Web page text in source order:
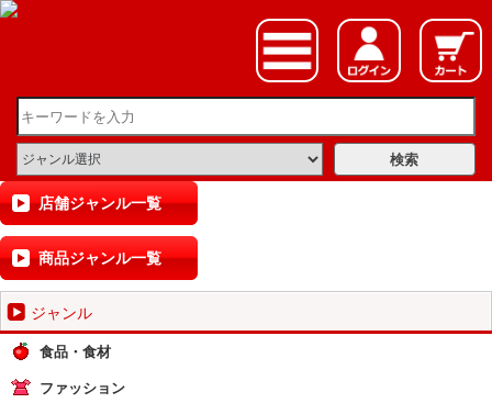
店舗ジャンル一覧
商品ジャンル一覧
ジャンル
食品・食材
ファッション